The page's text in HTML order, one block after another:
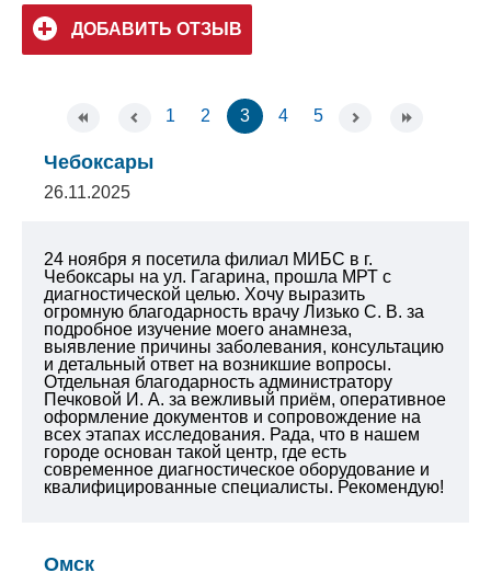
ДОБАВИТЬ ОТЗЫВ
1 2 3 4 5
Чебоксары
26.11.2025
24 ноября я посетила филиал МИБС в г.
Чебоксары на ул. Гагарина, прошла МРТ с
диагностической целью. Хочу выразить
огромную благодарность врачу Лизько С. В. за
подробное изучение моего анамнеза,
выявление причины заболевания, консультацию
и детальный ответ на возникшие вопросы.
Отдельная благодарность администратору
Печковой И. А. за вежливый приём, оперативное
оформление документов и сопровождение на
всех этапах исследования. Рада, что в нашем
городе основан такой центр, где есть
современное диагностическое оборудование и
квалифицированные специалисты. Рекомендую!
Омск